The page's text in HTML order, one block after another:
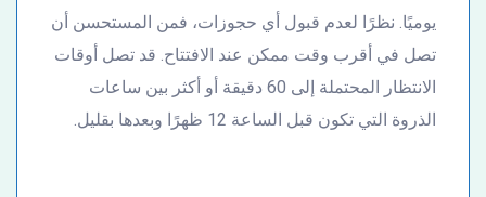
يوميًا. نظرًا لعدم قبول أي حجوزات، فمن المستحسن أن
تصل في أقرب وقت ممكن عند الافتتاح. قد تصل أوقات
الانتظار المحتملة إلى 60 دقيقة أو أكثر بين ساعات
الذروة التي تكون قبل الساعة 12 ظهرًا وبعدها بقليل.